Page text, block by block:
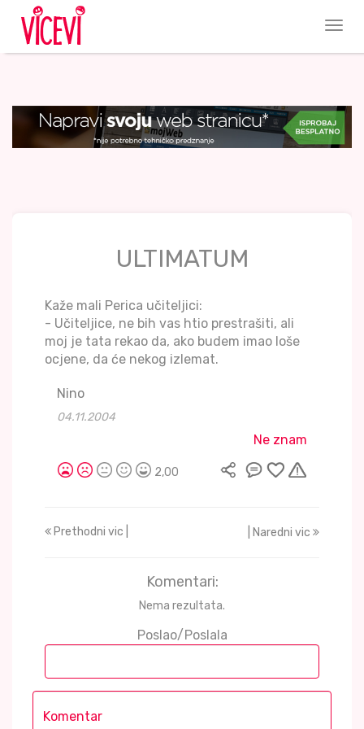
ULTIMATUM
Kaže mali Perica učiteljici:
- Učiteljice, ne bih vas htio prestrašiti, ali
moj je tata rekao da, ako budem imao loše
ocjene, da će nekog izlemat.
Nino
04.11.2004
Ne znam
2,00
Prethodni vic | | Naredni vic
Komentari:
Nema rezultata.
Poslao/Poslala